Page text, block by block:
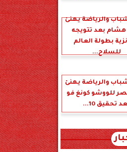
والرياضة يهنئ
هشام بعد تتويجه
بطولة العالم
للسلاح...
والرياضة يهنئ
للووشو كونغ فو
تحقيق 10...